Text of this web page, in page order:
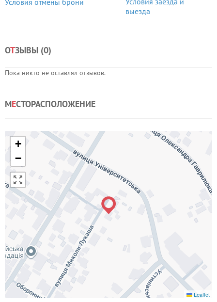
Условия отмены брони
выезда
ОТЗЫВЫ (0)
Пока никто не оставлял отзывов.
МЕСТОРАСПОЛОЖЕНИЕ
+
−
Leaflet